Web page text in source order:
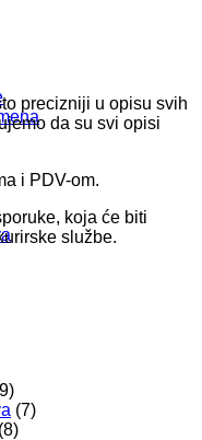
precizniji u opisu svih
da su svi opisi
i PDV-om.
koja će biti
službe.
(7)
(8)